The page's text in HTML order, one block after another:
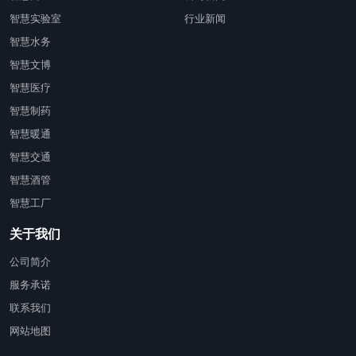
智慧实验室
智慧水务
智慧文博
智慧医疗
智慧制药
智慧暖通
智慧交通
智慧酒管
智慧工厂
行业新闻
关于我们
公司简介
服务承诺
联系我们
网站地图